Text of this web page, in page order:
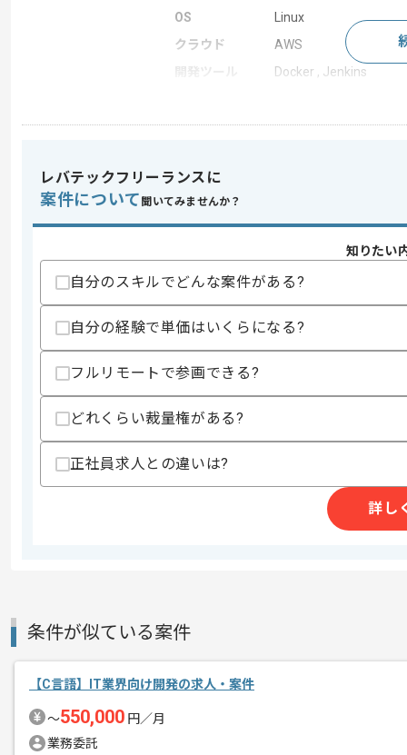
OS
Linux
クラウド
AWS
開発ツール
Docker , Jenkins
業界
通信
特徴
スキル
・C言語およびPerlを用いた開発経験2年
・メールサービスの開発経験
・技術調査の経験
歓迎スキル
・Dockerを用いた開発経験
スキルに不安がある方へ
募集人数
レバテックフリーランスに
案件について 聞いてみませんか？
知りたい
自分のスキルでどんな案件がある?
自分の経験で単価はいくらになる?
フルリモートで参画できる?
どれくらい裁量権がある?
正社員求人との違いは?
詳し
条件が似ている案件
【C言語】IT業界向け開発の求人・案件
〜550,000 円／月
業務委託